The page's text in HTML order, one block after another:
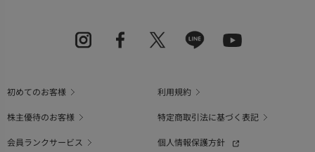
初めてのお客様
利用規約
株主優待のお客様
特定商取引法に基づく表記
会員ランクサービス
個人情報保護方針